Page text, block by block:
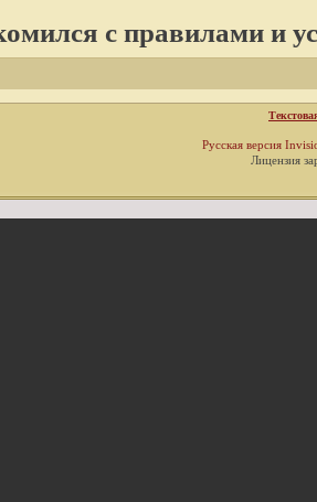
с правилами и
Русская версия
Лицензия